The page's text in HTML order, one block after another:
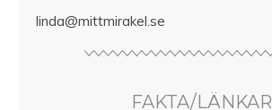
linda@mittmirakel.se
FAKTA/LÄNKAR